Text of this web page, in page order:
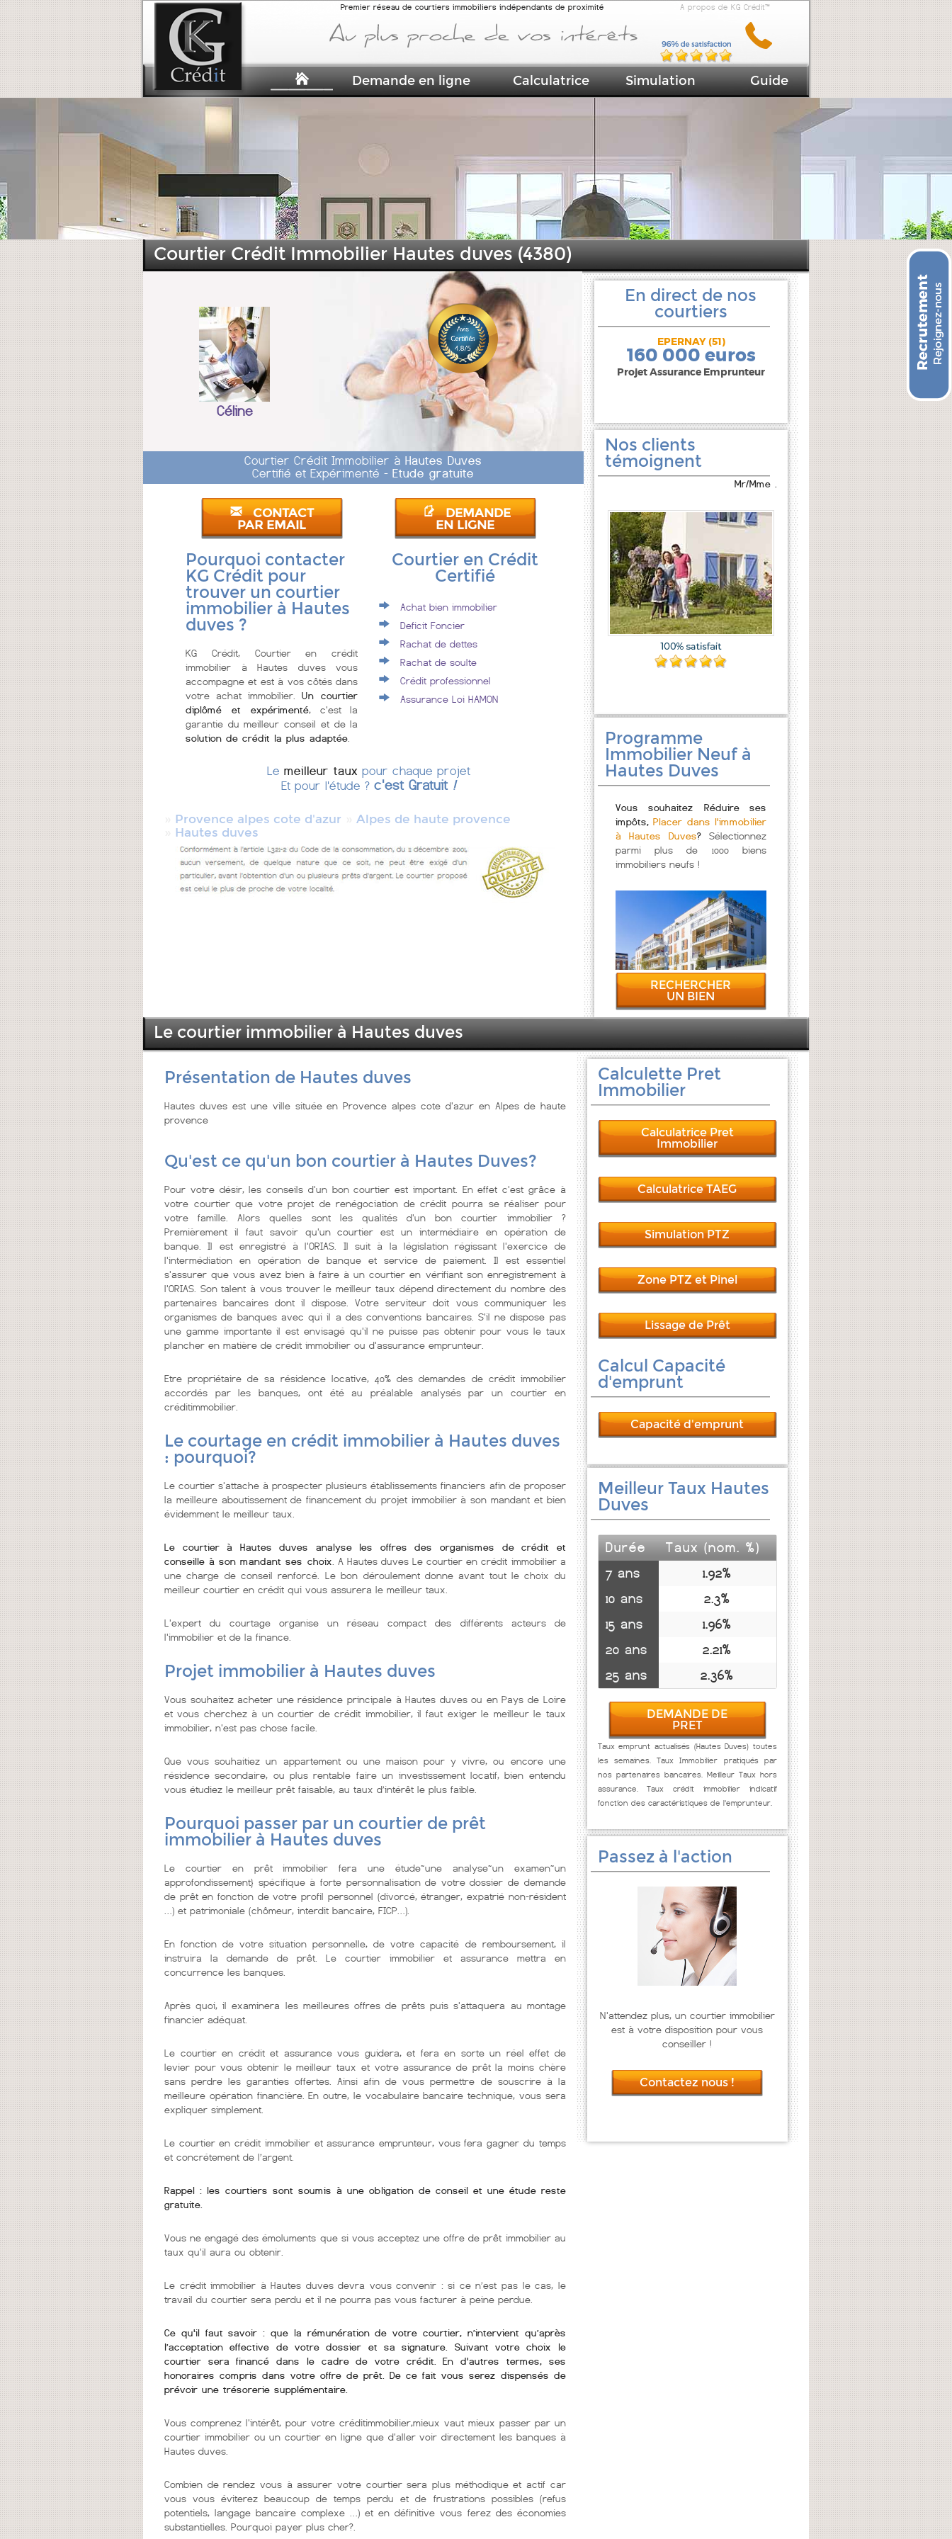
Courtier Crédit Immobilier Hautes duves (4380)
Céline
Courtier Crédit Immobilier àHautes Duves
Certifié et Expérimenté -Etude gratuite
CONTACT
PAR EMAIL
DEMANDE
EN LIGNE
Pourquoi contacter
KG Crédit pour
trouver un courtier
immobilier à Hautes
duves ?
KG Crédit, Courtier en crédit
immobilier à Hautes duves vous
accompagne et est à vos côtés dans
votre achat immobilier.Un courtier
diplômé et expérimenté, c'est la
garantie du meilleur conseil et de la
solution de crédit la plus adaptée
Courtier en Crédit
Certifié
Achat bien immobilier
Deficit Foncier
Rachat de dettes
Rachat de soulte
Crédit professionnel
Assurance Loi HAMON
Le meilleur taux pour chaque projet
Et pour l'étude ?c'est Gratuit !
Provence alpes cote d'azur Alpes de haute provence
Hautes duves
En direct de nos
courtiers
150 000 euros
EPERNAY (51)
160 000 euros
Projet Assurance Emprunteur
240 000 euros
Nos clients
témoignent
Mr/Mme .
Programme
Immobilier Neuf à
Hautes Duves
Vous souhaitez Réduire ses
impôts,Placer dans l'immobilier
à Hautes Duves? Sélectionnez
parmi plus de 1000 biens
immobiliers neufs !
RECHERCHER
UN BIEN
Le courtier immobilier à Hautes duves
Présentation de Hautes duves
Hautes duves est une ville située en Provence alpes cote d'azur en Alpes de haute
provence
Qu'est ce qu'un bon courtier à Hautes Duves?
Pour votre désir, les conseils d'un bon courtier est important. En effet c'est grâce à
votre courtier que votre projet de renégociation de crédit pourra se réaliser pour
votre famille. Alors quelles sont les qualités d'un bon courtier immobilier ?
Premièrement il faut savoir qu'un courtier est un intermédiaire en opération de
banque. Il est enregistré à l'ORIAS. Il suit à la législation régissant l'exercice de
l'intermédiation en opération de banque et service de paiement. Il est essentiel
s'assurer que vous avez bien à faire à un courtier en vérifiant son enregistrement à
l'ORIAS. Son talent à vous trouver le meilleur taux dépend directement du nombre des
partenaires bancaires dont il dispose. Votre serviteur doit vous communiquer les
organismes de banques avec qui il a des conventions bancaires. S'il ne dispose pas
une gamme importante il est envisagé qu'il ne puisse pas obtenir pour vous le taux
plancher en matière de crédit immobilier ou d'assurance emprunteur.
Etre propriétaire de sa résidence locative, 40% des demandes de crédit immobilier
accordés par les banques, ont été au préalable analysés par un courtier en
créditimmobilier.
Le courtage en crédit immobilier à Hautes duves
: pourquoi?
Le courtier s'attache à prospecter plusieurs établissements financiers afin de proposer
la meilleure aboutissement de financement du projet immobilier à son mandant et bien
évidemment le meilleur taux.
Le courtier à Hautes duves analyse les offres des organismes de crédit et
conseille à son mandant ses choix . A Hautes duves Le courtier en crédit immobilier a
une charge de conseil renforcé. Le bon déroulement donne avant tout le choix du
meilleur courtier en crédit qui vous assurera le meilleur taux.
L'expert du courtage organise un réseau compact des différents acteurs de
l'immobilier et de la finance.
Projet immobilier à Hautes duves
Vous souhaitez acheter une résidence principale à Hautes duves ou en Pays de Loire
et vous cherchez à un courtier de crédit immobilier, il faut exiger le meilleur le taux
immobilier, n'est pas chose facile.
Que vous souhaitiez un appartement ou une maison pour y vivre, ou encore une
résidence secondaire, ou plus rentable faire un investissement locatif, bien entendu
vous étudiez le meilleur prêt faisable, au taux d’intérêt le plus faible.
Pourquoi passer par un courtier de prêt
immobilier à Hautes duves
Le courtier en prêt immobilier fera une étude~une analyse~un examen~un
approfondissement} spécifique à forte personnalisation de votre dossier de demande
de prêt en fonction de votre profil personnel (divorcé, étranger, expatrié non-résident
…) et patrimoniale (chômeur, interdit bancaire, FICP…).
En fonction de votre situation personnelle, de votre capacité de remboursement, il
instruira la demande de prêt. Le courtier immobilier et assurance mettra en
concurrence les banques.
Après quoi, il examinera les meilleures offres de prêts puis s'attaquera au montage
financier adéquat.
Le courtier en crédit et assurance vous guidera, et fera en sorte un réel effet de
levier pour vous obtenir le meilleur taux et votre assurance de prêt la moins chère
sans perdre les garanties offertes. Ainsi afin de vous permettre de souscrire à la
meilleure opération financière. En outre, le vocabulaire bancaire technique, vous sera
expliquer simplement.
Le courtier en crédit immobilier et assurance emprunteur, vous fera gagner du temps
et concrétement de l’argent.
Rappel : les courtiers sont soumis à une obligation de conseil et une étude reste
gratuite.
Vous ne engagé des émoluments que si vous acceptez une offre de prêt immobilier au
taux qu'il aura ou obtenir.
Le crédit immobilier à Hautes duves devra vous convenir : si ce n’est pas le cas, le
travail du courtier sera perdu et il ne pourra pas vous facturer à peine perdue.
Ce qu'il faut savoir : que la rémunération de votre courtier, n’intervient qu’après
l’acceptation effective de votre dossier et sa signature. Suivant votre choix le
courtier sera financé dans le cadre de votre crédit. En d'autres termes, ses
honoraires compris dans votre offre de prêt. De ce fait vous serez dispensés de
prévoir une trésorerie supplémentaire.
Vous comprenez l'intérêt, pour votre créditimmobilier,mieux vaut mieux passer par un
courtier immobilier ou un courtier en ligne que d'aller voir directement les banques à
Hautes duves.
Combien de rendez vous à assurer votre courtier sera plus méthodique et actif car
vous vous éviterez beaucoup de temps perdu et de frustrations possibles (refus
potentiels, langage bancaire complexe …) et en définitive vous ferez des économies
substantielles. Pourquoi payer plus cher?.
Calculette Pret
Immobilier
Calculatrice Pret
Immobilier
Calculatrice TAEG
Simulation PTZ
Zone PTZ et Pinel
Lissage de Prêt
Calcul Capacité
d'emprunt
Capacité d'emprunt
Meilleur Taux Hautes
Duves
Durée
Taux (nom. %)
7 ans
1.92%
10 ans
2.3%
15 ans
1.96%
20 ans
2.21%
25 ans
2.36%
DEMANDE DE
PRET
Taux emprunt actualisés (Hautes Duves) toutes
les semaines. Taux Immobilier pratiqués par
nos partenaires bancaires. Meilleur Taux hors
assurance. Taux crédit immobilier indicatif
fonction des caractéristiques de l'emprunteur.
Passez à l'action
N'attendez plus, un courtier immobilier
est à votre disposition pour vous
conseiller !
Contactez nous !
Premier réseau de courtiers immobiliers indépendants de proximité A propos de KG Crédit™
Demande en ligne Calculatrice Simulation Guide